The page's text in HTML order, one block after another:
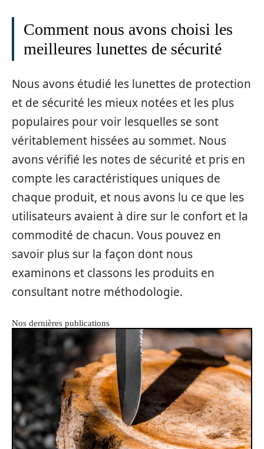
Comment nous avons choisi les
meilleures lunettes de sécurité
Nous avons étudié les lunettes de protection
et de sécurité les mieux notées et les plus
populaires pour voir lesquelles se sont
véritablement hissées au sommet. Nous
avons vérifié les notes de sécurité et pris en
compte les caractéristiques uniques de
chaque produit, et nous avons lu ce que les
utilisateurs avaient à dire sur le confort et la
commodité de chacun. Vous pouvez en
savoir plus sur la façon dont nous
examinons et classons les produits en
consultant notre méthodologie.
Nos dernières publications